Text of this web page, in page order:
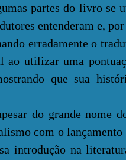
partes do livro se
entenderam e,
erradamente o
ao utilizar uma
que sua
do grande nome do
com o
introdução na